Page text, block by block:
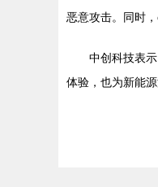
恶意攻击。同时
中创科技表
体验，也为新能